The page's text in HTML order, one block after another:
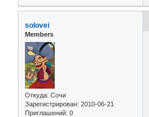
solovei
Members
Откуда: Сочи
Зарегистрирован: 2010-06-21
Приглашений: 0